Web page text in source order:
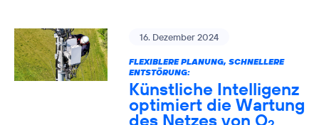
16. Dezember 2024
FLEXIBLERE PLANUNG, SCHNELLERE
ENTSTÖRUNG:
Künstliche Intelligenz
optimiert die Wartung
des Netzes von O